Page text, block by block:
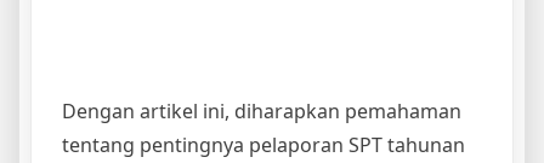
Dengan artikel ini, diharapkan pemahaman
tentang pentingnya pelaporan SPT tahunan